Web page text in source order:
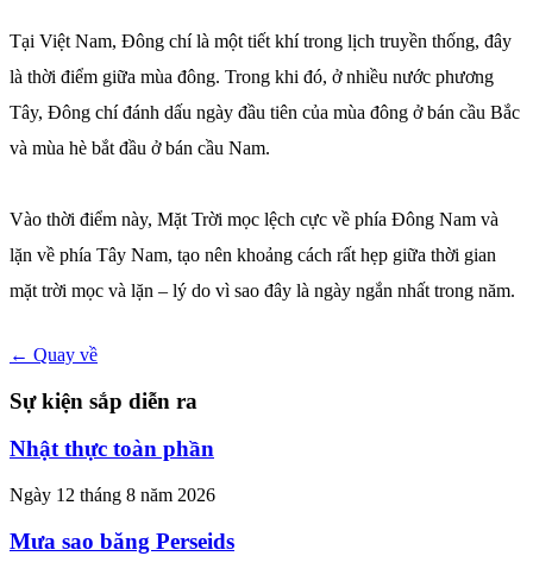
Tại Việt Nam, Đông chí là một tiết khí trong lịch truyền thống, đây
là thời điểm giữa mùa đông. Trong khi đó, ở nhiều nước phương
Tây, Đông chí đánh dấu ngày đầu tiên của mùa đông ở bán cầu Bắc
và mùa hè bắt đầu ở bán cầu Nam.
Vào thời điểm này, Mặt Trời mọc lệch cực về phía Đông Nam và
lặn về phía Tây Nam, tạo nên khoảng cách rất hẹp giữa thời gian
mặt trời mọc và lặn – lý do vì sao đây là ngày ngắn nhất trong năm.
← Quay về
Sự kiện sắp diễn ra
Nhật thực toàn phần
Ngày 12 tháng 8 năm 2026
Mưa sao băng Perseids